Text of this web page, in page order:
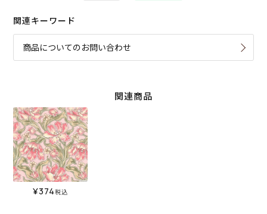
関連キーワード
商品についてのお問い合わせ
関連商品
¥374税込